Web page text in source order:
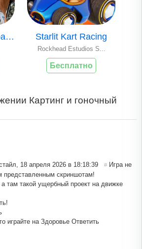
Bicycle Rider Offroad 2020 Starlit Kart Racing
Rockhead Estudios S...
Бесплатно
Картинг и гоночный
, 18 апреля 2026 в 18:18:39 # Игра не
представленным скриншотам!
там такой ущербный проект на движке
играйте на Здоровье Ответить